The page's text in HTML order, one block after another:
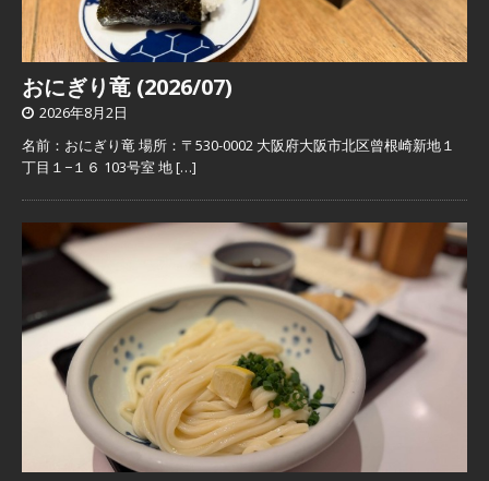
おにぎり竜 (2026/07)
2026年8月2日
名前：おにぎり竜 場所：〒530-0002 大阪府大阪市北区曾根崎新地１
丁目１−１６ 103号室 地[…]